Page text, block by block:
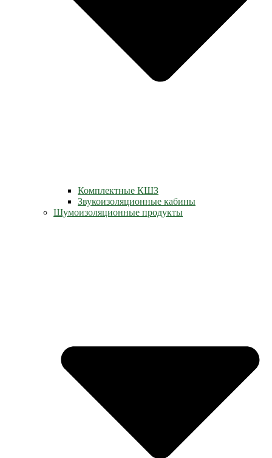
Комплектные КШЗ
Звукоизоляционные кабины
Шумоизоляционные продукты